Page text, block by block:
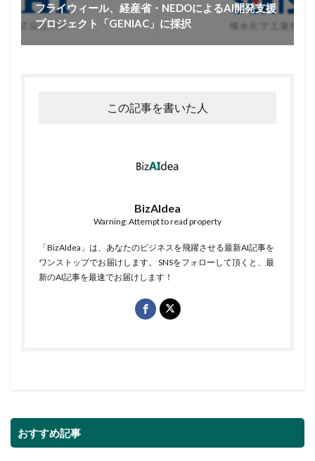
フライウィール、経産省・NEDOによるAI開発支援
プロジェクト「GENIAC」に採択
この記事を書いた人
BizAIdea
Warning: Attempt to read property
「BizAIdea」は、あなたのビジネスを飛躍させる最新AI記事を
ワンストップでお届けします。 SNSをフォローして頂くと、最
新のAI記事を最速でお届けします！
おすすめ記事